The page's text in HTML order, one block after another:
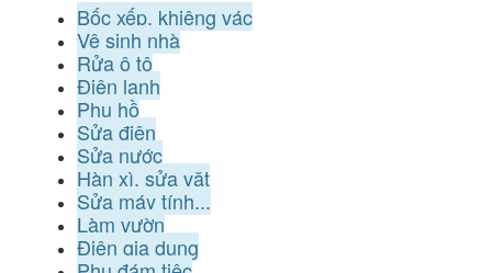
Bốc xếp, khiêng vác
Vệ sinh nhà
Rửa ô tô
Điện lạnh
Phụ hồ
Sửa điện
Sửa nước
Hàn xì, sửa vặt
Sửa máy tính...
Làm vườn
Điện gia dụng